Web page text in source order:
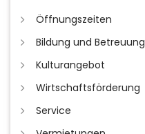
Öffnungszeiten
Bildung und Betreuung
Kulturangebot
Wirtschaftsförderung
Service